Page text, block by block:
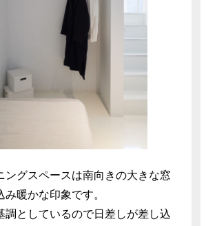
ングスペースは南向きの大きな窓
暖かな印象です。
調としているので日差しが差し込